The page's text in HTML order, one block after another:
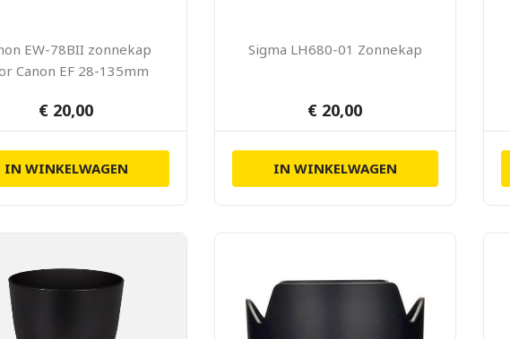
EW-78BII zonnekap
Canon EF 28-135mm
€ 20,00
IN WINKELWAGEN
Sigma LH680-01 Zonnekap
€ 20,00
IN WINKELWAGEN